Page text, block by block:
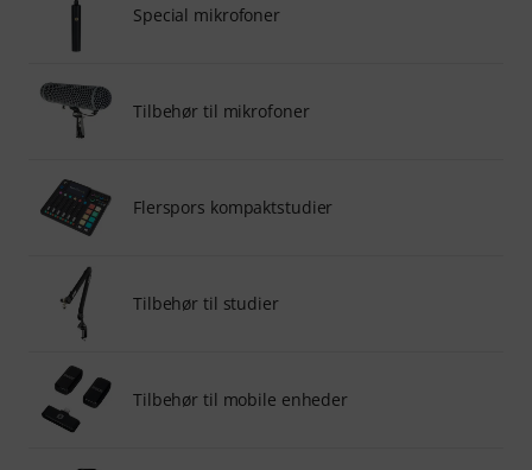
Special mikrofoner
Tilbehør til mikrofoner
Flerspors kompaktstudier
Tilbehør til studier
Tilbehør til mobile enheder